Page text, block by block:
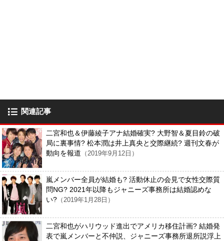
関連記事
二宮和也＆伊藤綾子アナ結婚確実? 大野智＆夏目鈴の破
局に裏事情? 松本潤は井上真央と交際継続? 週刊文春が
動向を報道 （2019年9月12日）
嵐メンバー全員が結婚も? 活動休止の会見で女性交際質
問NG? 2021年以降もジャニーズ事務所は結婚認めな
い? （2019年1月28日）
二宮和也がハリウッド進出でアメリカ移住計画? 結婚発
表で嵐メンバーと不仲説、ジャニーズ事務所退所説浮上